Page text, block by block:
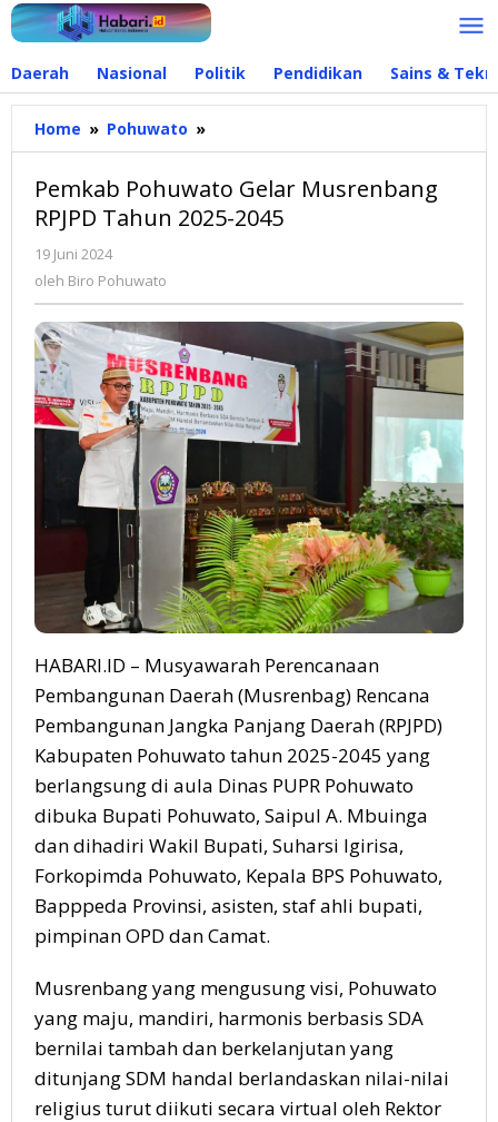
Lewati
ke
Daerah Nasional Politik Pendidikan Sains &
Home » Pohuwato »
Pohuwato
Musrenbang
RPJPD
Pemkab Pohuwato Gelar Musrenbang
RPJPD Tahun 2025-2045
19 Juni 2024
Biro
oleh Biro Pohuwato
HABARI.ID – Musyawarah Perencanaan
Pembangunan Daerah (Musrenbag) Rencana
Pembangunan Jangka Panjang Daerah (RPJPD)
Kabupaten Pohuwato tahun 2025-2045 yang
berlangsung di aula Dinas PUPR Pohuwato
dibuka Bupati Pohuwato, Saipul A. Mbuinga
dan dihadiri Wakil Bupati, Suharsi Igirisa,
Forkopimda Pohuwato, Kepala BPS Pohuwato,
Bapppeda Provinsi, asisten, staf ahli bupati,
pimpinan OPD dan Camat.
Musrenbang yang mengusung visi, Pohuwato
yang maju, mandiri, harmonis berbasis SDA
bernilai tambah dan berkelanjutan yang
ditunjang SDM handal berlandaskan nilai-nilai
religius turut diikuti secara virtual oleh Rektor